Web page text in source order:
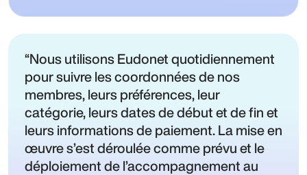
Nous utilisons Eudonet quotidiennement
pour suivre les coordonnées de nos
membres, leurs préférences, leur
catégorie, leurs dates de début et de fin et
leurs informations de paiement. La mise en
œuvre s’est déroulée comme prévu et le
déploiement de l’accompagnement au